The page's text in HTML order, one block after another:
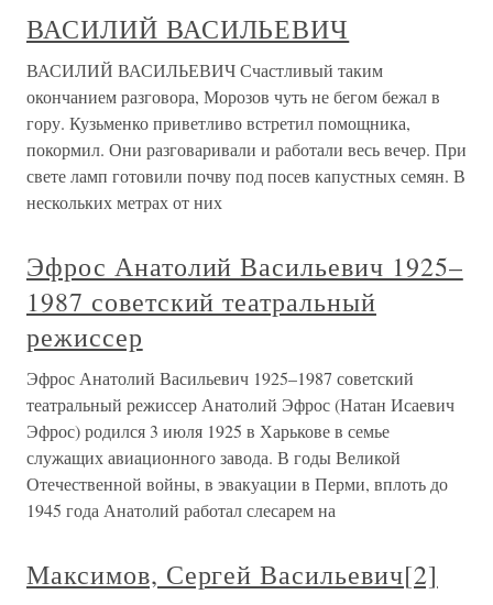
ВАСИЛИЙ ВАСИЛЬЕВИЧ
ВАСИЛИЙ ВАСИЛЬЕВИЧ Счастливый таким
окончанием разговора, Морозов чуть не бегом бежал в
гору. Кузьменко приветливо встретил помощника,
покормил. Они разговаривали и работали весь вечер. При
свете ламп готовили почву под посев капустных семян. В
нескольких метрах от них
Эфрос Анатолий Васильевич 1925–
1987 советский театральный
режиссер
Эфрос Анатолий Васильевич 1925–1987 советский
театральный режиссер Анатолий Эфрос (Натан Исаевич
Эфрос) родился 3 июля 1925 в Харькове в семье
служащих авиационного завода. В годы Великой
Отечественной войны, в эвакуации в Перми, вплоть до
1945 года Анатолий работал слесарем на
Максимов, Сергей Васильевич[2]